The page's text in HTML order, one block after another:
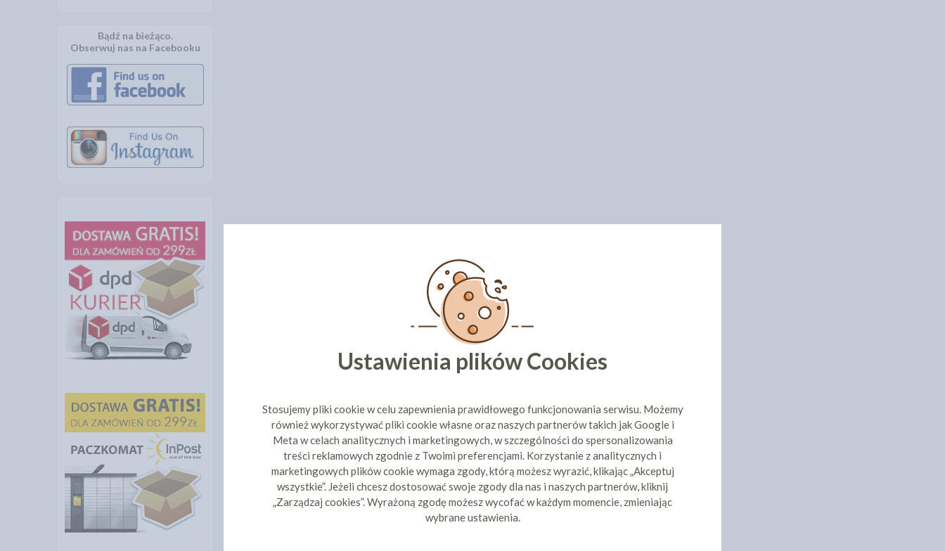
Bądź na bieżąco.
Obserwuj nas na Facebooku
Ustawienia plików Cookies
Stosujemy pliki cookie w celu zapewnienia prawidłowego funkcjonowania serwisu. Możemy
również wykorzystywać pliki cookie własne oraz naszych partnerów takich jak Google i
Meta w celach analitycznych i marketingowych, w szczególności do spersonalizowania
treści reklamowych zgodnie z Twoimi preferencjami. Korzystanie z analitycznych i
marketingowych plików cookie wymaga zgody, którą możesz wyrazić, klikając „Akceptuj
wszystkie”. Jeżeli chcesz dostosować swoje zgody dla nas i naszych partnerów, kliknij
„Zarządzaj cookies”. Wyrażoną zgodę możesz wycofać w każdym momencie, zmieniając
wybrane ustawienia.